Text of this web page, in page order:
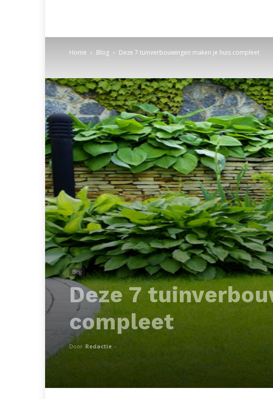
Home Blog Deze 7 tuinverbouwingen maken je huis compleet
Blog
Deze 7
compleet
Door Redactie -